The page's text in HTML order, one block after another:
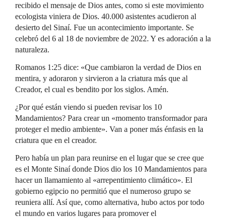
recibido el mensaje de Dios antes, como si este movimiento
ecologista viniera de Dios. 40.000 asistentes acudieron al
desierto del Sinaí. Fue un acontecimiento importante. Se
celebró del 6 al 18 de noviembre de 2022. Y es adoración a la
naturaleza.
Romanos 1:25 dice: «Que cambiaron la verdad de Dios en
mentira, y adoraron y sirvieron a la criatura más que al
Creador, el cual es bendito por los siglos. Amén.
¿Por qué están viendo si pueden revisar los 10
Mandamientos? Para crear un «momento transformador para
proteger el medio ambiente». Van a poner más énfasis en la
criatura que en el creador.
Pero había un plan para reunirse en el lugar que se cree que
es el Monte Sinaí donde Dios dio los 10 Mandamientos para
hacer un llamamiento al «arrepentimiento climático». El
gobierno egipcio no permitió que el numeroso grupo se
reuniera allí. Así que, como alternativa, hubo actos por todo
el mundo en varios lugares para promover el